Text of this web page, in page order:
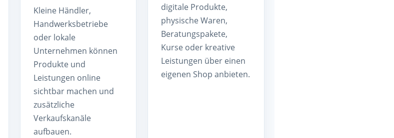
Kleine Händler,
Handwerksbetriebe
oder lokale
Unternehmen können
Produkte und
Leistungen online
sichtbar machen und
zusätzliche
Verkaufskanäle
aufbauen.
digitale Produkte,
physische Waren,
Beratungspakete,
Kurse oder kreative
Leistungen über einen
eigenen Shop anbieten.